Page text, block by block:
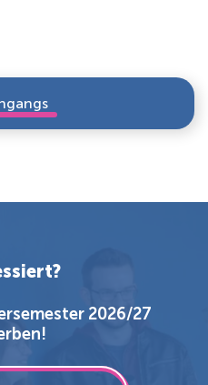
2026/27